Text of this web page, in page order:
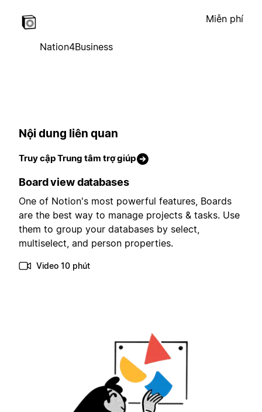
Nation4Business
Miễn phí
Nội dung liên quan
Truy cập Trung tâm trợ giúp
Board view databases
One of Notion's most powerful features, Boards
are the best way to manage projects & tasks. Use
them to group your databases by select,
multiselect, and person properties.
Video 10 phút